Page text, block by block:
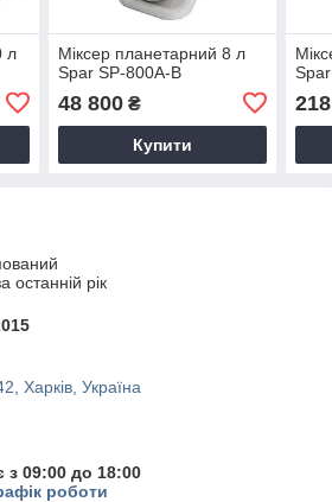
л
Міксер планетарний 8 л
Spar SP-800A-B
48 800₴
Купити
останній рік
Харків, Україна
з 09:00 до 18:00
роботи